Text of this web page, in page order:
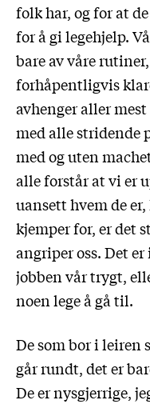
folk har, og for at
for å gi legehjelp.
bare av våre
forhåpentligvis
avhenger aller
med alle stridende
med og uten
alle forstår at vi er
uansett hvem de
kjemper for, er det
angriper oss. Det
jobben vår trygt,
noen lege å gå til.
De som bor i leiren
går rundt, det er
De er nysgjerrige,